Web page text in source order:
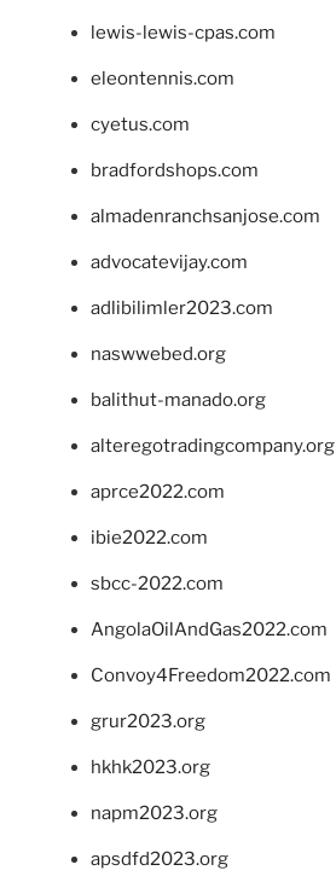
lewis-lewis-cpas.com
eleontennis.com
cyetus.com
bradfordshops.com
almadenranchsanjose.com
advocatevijay.com
adlibilimler2023.com
naswwebed.org
balithut-manado.org
alteregotradingcompany.org
aprce2022.com
ibie2022.com
sbcc-2022.com
AngolaOilAndGas2022.com
Convoy4Freedom2022.com
grur2023.org
hkhk2023.org
napm2023.org
apsdfd2023.org